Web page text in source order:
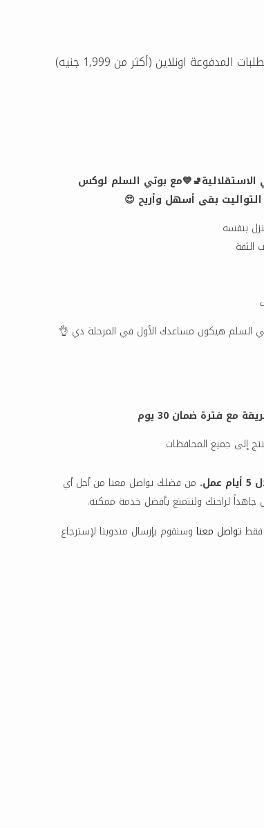
المدفوعة اونلاين (أكثر من 1,999 جنيه)
الاستقلالية🚽💙مع بوتي السلم لوكس
بقى أسهل وأريح 😍
بنفسه
السلم هيكون مساعدك الأول في المرحلة دي 👌
فترة ضمان 30 يوم
إلى جميع المحافظات
من فضلك تواصل معنا من أجل أي
جاهداً لراحتك ولتتمتع بأفضل خدمة ممكنة.
فقط تواصل معنا وسنقوم بإرسال مندوبنا لإسترجاع